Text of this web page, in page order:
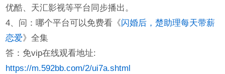
优酷、天汇影视等平台同步播出。
4、问：哪个平台可以免费看《闪婚后，楚助理每天带薪
恋爱》全集
答：免vip在线观看地址:
https://m.592bb.com/2/ui7a.shtml